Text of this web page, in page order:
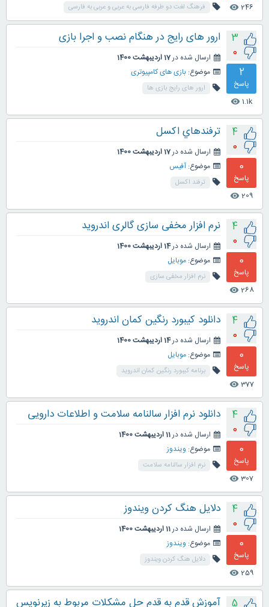
246
visibility فرهنگ لغت دو طرفه فارسی به عربی و عربی به فارسی
3
0
2
پاسخ
1.1k
visibility
ارور های رایج در هنگام نصب و اجرا بازی
ارسال شده در17 اردیبهشت 1400
موضوع: بازی های کامپیوتری
ارور های رایج بازی ها
4
0
0
پاسخ
209
visibility
ترفندهاي اكسل
ارسال شده در17 اردیبهشت 1400
موضوع: آفیس
ترفند اكسل
4
0
0
پاسخ
268
visibility
نرم افزار مخفی سازی گالری اندروید
ارسال شده در14 اردیبهشت 1400
موضوع: موبایل
نرم افزار مخفی سازی
4
0
0
پاسخ
377
visibility
دانلود کیبورد رنگین کمان اندروید
ارسال شده در14 اردیبهشت 1400
موضوع: موبایل
برنامه کیبورد رنگین کمان اندروید
4
0
0
پاسخ
307
visibility
دانلود نرم افزار سالنامه سلامت و اطلاعات دارویی
ارسال شده در11 اردیبهشت 1400
موضوع: ویندوز
نرم افزار سالنامه سلامت
4
0
0
پاسخ
259
visibility
دلایل هنگ کردن ویندوز
ارسال شده در11 اردیبهشت 1400
موضوع: ویندوز
دلایل هنگ کردن ویندوز
آموزش قدم به قدم حل مشکلات مربوط به زیرنویس